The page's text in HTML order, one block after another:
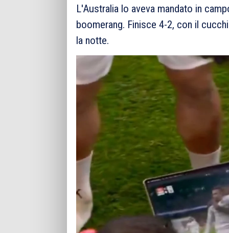
L'Australia lo aveva mandato in
boomerang. Finisce 4-2, con il
la notte.